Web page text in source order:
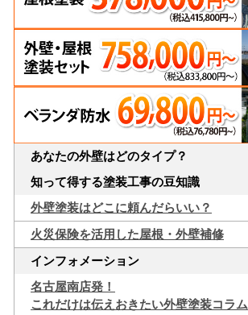
あなたの外壁はどのタイプ？
知って得する塗装工事の豆知識
外壁塗装はどこに頼んだらいい？
火災保険を活用した屋根・外壁補修
インフォメーション
名古屋南店発！
これだけは伝えおきたい外壁塗装コラム